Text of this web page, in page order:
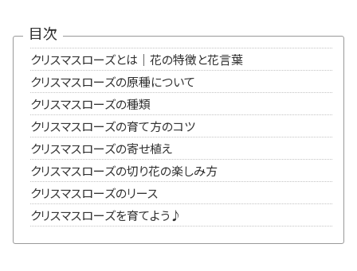
目次
クリスマスローズとは｜花の特徴と花言葉
クリスマスローズの原種について
クリスマスローズの種類
クリスマスローズの育て方のコツ
クリスマスローズの寄せ植え
クリスマスローズの切り花の楽しみ方
クリスマスローズのリース
クリスマスローズを育てよう♪